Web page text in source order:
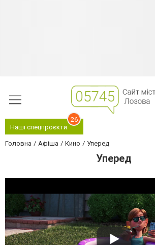
Наші спецпроєкти
26
Головна Афіша Кино Уперед
Уперед